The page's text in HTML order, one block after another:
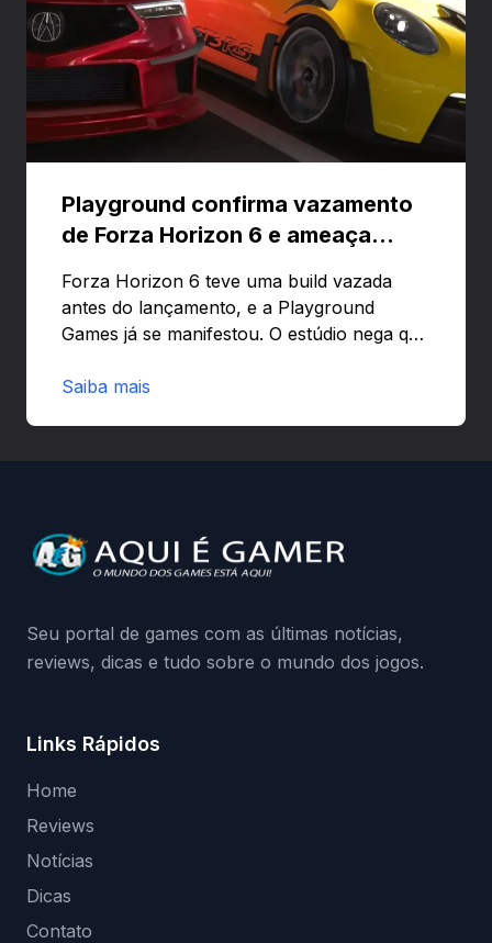
Playground confirma vazamento
de Forza Horizon 6 e ameaça
Forza Horizon 6 teve uma build vazada
antes do lançamento, e a Playground
Games já se manifestou. O estúdio nega que
preload e avisa que quem usar versões não
da Playground: negação do preload,
medidas contra acessos não autorizados
Saiba mais
Seu portal de games com as últimas notícias,
reviews, dicas e tudo sobre o mundo dos jogos.
Links Rápidos
Home
Reviews
Notícias
Dicas
Contato